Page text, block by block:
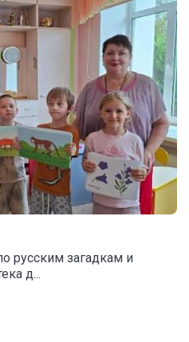
русским загадкам и
д...